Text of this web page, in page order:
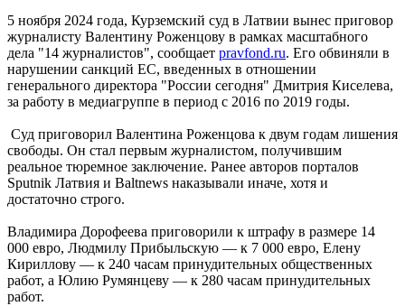
5 ноября 2024 года, Курземский суд в Латвии вынес приговор
журналисту Валентину Роженцову в рамках масштабного
дела "14 журналистов", сообщает pravfond.ru. Его обвиняли в
нарушении санкций ЕС, введенных в отношении
генерального директора "России сегодня" Дмитрия Киселева,
за работу в медиагруппе в период с 2016 по 2019 годы.
Суд приговорил Валентина Роженцова к двум годам лишения
свободы. Он стал первым журналистом, получившим
реальное тюремное заключение. Ранее авторов порталов
Sputnik Латвия и Baltnews наказывали иначе, хотя и
достаточно строго.
Владимира Дорофеева приговорили к штрафу в размере 14
000 евро, Людмилу Прибыльскую — к 7 000 евро, Елену
Кириллову — к 240 часам принудительных общественных
работ, а Юлию Румянцеву — к 280 часам принудительных
работ.